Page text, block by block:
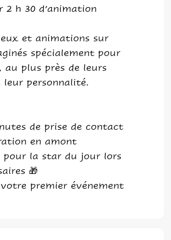
2 h 30 d’animation
et animations sur
spécialement pour
au plus près de leurs
leur personnalité.
de prise de contact
en amont
pour la star du jour lors
🎁
votre premier événement